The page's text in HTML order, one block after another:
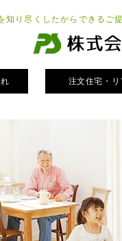
知り尽くしたからできるご
注文住宅・